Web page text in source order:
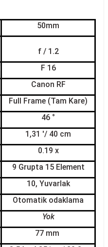
50mm
f / 1.2
F 16
Canon RF
Full Frame (Tam Kare)
46 °
1,31 '/ 40 cm
0.19 x
9 Grupta 15 Element
10, Yuvarlak
Otomatik odaklama
Yok
77 mm